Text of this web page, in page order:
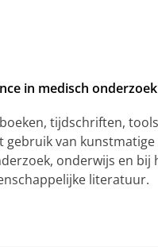
in medisch
tijdschriften,
gebruik van kunstmatige
onderwijs en bij
literatuur.